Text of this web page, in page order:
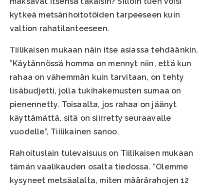
kytkeä metsänhoitotöiden tarpeeseen kuin
valtion rahatilanteeseen.
Tiilikaisen mukaan näin itse asiassa tehdäänkin.
”Käytännössä homma on mennyt niin, että kun
rahaa on vähemmän kuin tarvitaan, on tehty
lisäbudjetti, jolla tukihakemusten sumaa on
pienennetty. Toisaalta, jos rahaa on jäänyt
käyttämättä, sitä on siirretty seuraavalle
vuodelle”, Tiilikainen sanoo.
Rahoituslain tulevaisuus on Tiilikaisen mukaan
tämän vaalikauden osalta tiedossa. ”Olemme
kysyneet metsäalalta, miten määrärahojen 12